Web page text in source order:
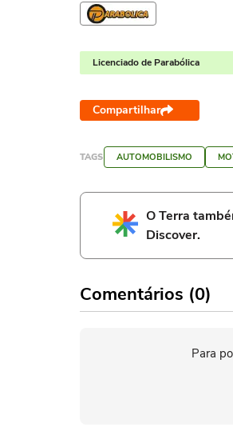
Licenciado de Parabólica
Compartilhar
TAGS AUTOMOBILISMO
O Terra
Discover.
Comentários (0)
Para